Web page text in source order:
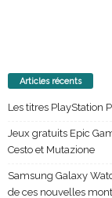
Articles récents
Les titres PlayStation
Jeux gratuits Epic
Cesto et Mutazione
Samsung Galaxy
de ces nouvelles